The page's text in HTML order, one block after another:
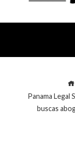
Panama Legal
buscas